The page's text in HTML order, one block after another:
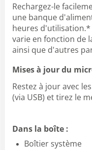
Rechargez-le
une banque
heures
varie en fonction de
ainsi que d'autres
Mises à jour du
Restez à jour avec
(via USB) et tirez le
Dans la boîte :
Boîtier système